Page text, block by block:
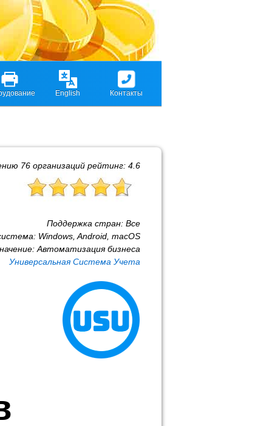
English Контакты
76 организаций рейтинг: 4.6
Поддержка стран: Все
Windows, Android, macOS
Автоматизация бизнеса
Универсальная Система Учета